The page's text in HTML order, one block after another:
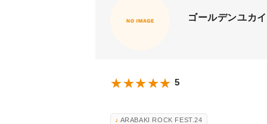
ゴールデンユカイ
5
ARABAKI ROCK FEST.24